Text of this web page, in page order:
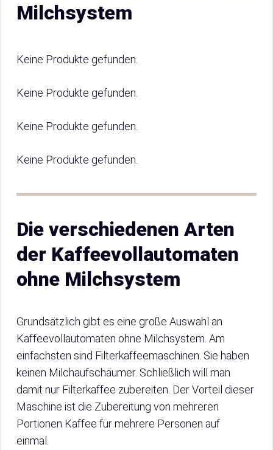
Milchsystem
Keine Produkte gefunden.
Keine Produkte gefunden.
Keine Produkte gefunden.
Keine Produkte gefunden.
Die verschiedenen Arten
der Kaffeevollautomaten
ohne Milchsystem
Grundsätzlich gibt es eine große Auswahl an
Kaffeevollautomaten ohne Milchsystem. Am
einfachsten sind Filterkaffeemaschinen. Sie haben
keinen Milchaufschäumer. Schließlich will man
damit nur Filterkaffee zubereiten. Der Vorteil dieser
Maschine ist die Zubereitung von mehreren
Portionen Kaffee für mehrere Personen auf
einmal.